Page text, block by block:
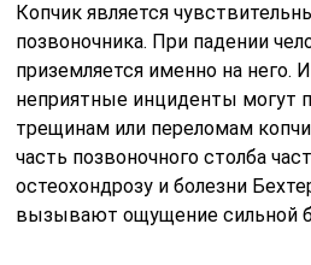
Копчик является
позвоночника. При падении
приземляется именно на него.
неприятные инциденты могут
трещинам или переломам
часть позвоночного столба
остеохондрозу и болезни
вызывают ощущение сильной